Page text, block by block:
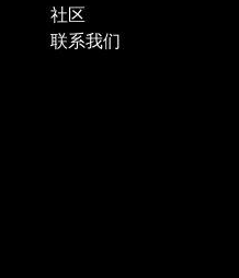
社区
联系我们